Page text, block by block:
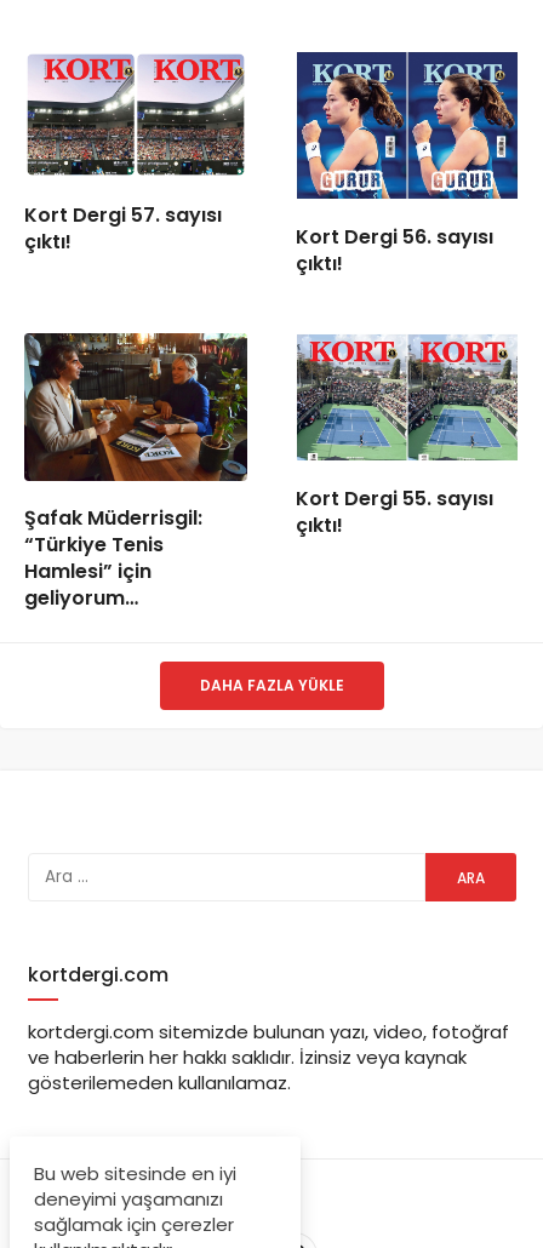
Kort Dergi 57. sayısı
çıktı!
Kort Dergi 56. sayısı
çıktı!
Şafak Müderrisgil:
“Türkiye Tenis
Hamlesi” için
geliyorum…
Kort Dergi 55. sayısı
çıktı!
DAHA FAZLA YÜKLE
kortdergi.com
kortdergi.com sitemizde bulunan yazı, video, fotoğraf
ve haberlerin her hakkı saklıdır. İzinsiz veya kaynak
gösterilemeden kullanılamaz.
Bu web sitesinde en iyi
deneyimi yaşamanızı
sağlamak için çerezler